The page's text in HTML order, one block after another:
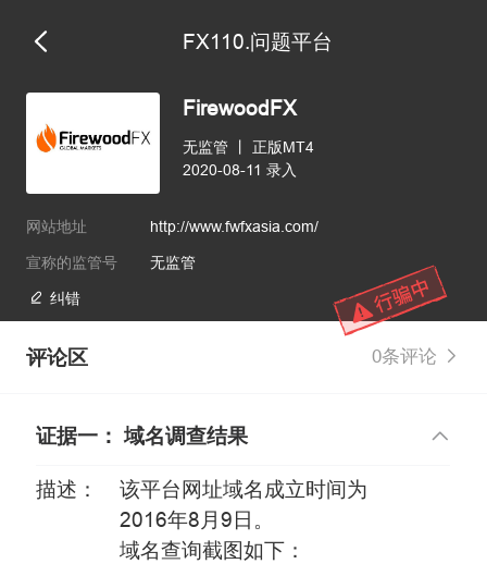
FX110.问题平台
FirewoodFX
无监管
正版MT4
2020-08-11 录入
网站地址 http://www.fwfxasia.com/
宣称的监管号 无监管
纠错
评论区 0条评论
证据一： 域名调查结果
描述：
该平台网址域名成立时间为
2016年8月9日。
域名查询截图如下：